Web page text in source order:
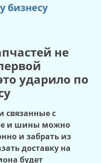
бизнесу
не
ударило по
связанные с
и шины можно
и забрать из
доставку на
будет